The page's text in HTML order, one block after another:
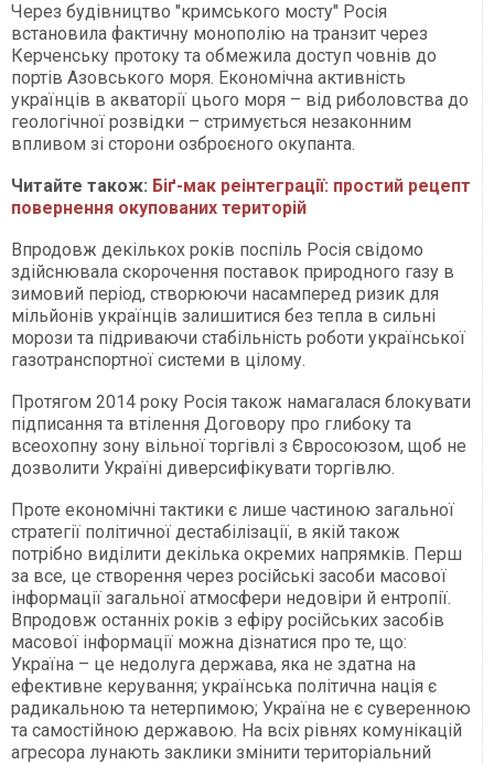
Через будівництво "кримського мосту" Росія
встановила фактичну монополію на транзит через
Керченську протоку та обмежила доступ човнів до
портів Азовського моря. Економічна активність
українців в акваторії цього моря – від риболовства до
геологічної розвідки – стримується незаконним
впливом зі сторони озброєного окупанта.
Читайте також: Біґ-мак реінтеграції: простий рецепт
повернення окупованих територій
Впродовж декількох років поспіль Росія свідомо
здійснювала скорочення поставок природного газу в
зимовий період, створюючи насамперед ризик для
мільйонів українців залишитися без тепла в сильні
морози та підриваючи стабільність роботи української
газотранспортної системи в цілому.
Протягом 2014 року Росія також намагалася блокувати
підписання та втілення Договору про глибоку та
всеохопну зону вільної торгівлі з Євросоюзом, щоб не
дозволити Україні диверсифікувати торгівлю.
Проте економічні тактики є лише частиною загальної
стратегії політичної дестабілізації, в якій також
потрібно виділити декілька окремих напрямків. Перш
за все, це створення через російські засоби масової
інформації загальної атмосфери недовіри й ентропії.
Впродовж останніх років з ефіру російських засобів
масової інформації можна дізнатися про те, що:
Україна – це недолуга держава, яка не здатна на
ефективне керування; українська політична нація є
радикальною та нетерпимою; Україна не є суверенною
та самостійною державою. На всіх рівнях комунікацій
агресора лунають заклики змінити територіальний